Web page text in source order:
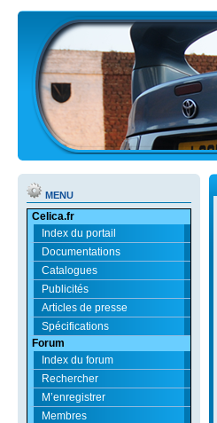
MENU
Celica.fr
Index du portail
Documentations
Catalogues
Publicités
Articles de presse
Spécifications
Forum
Index du forum
Rechercher
M’enregistrer
Membres